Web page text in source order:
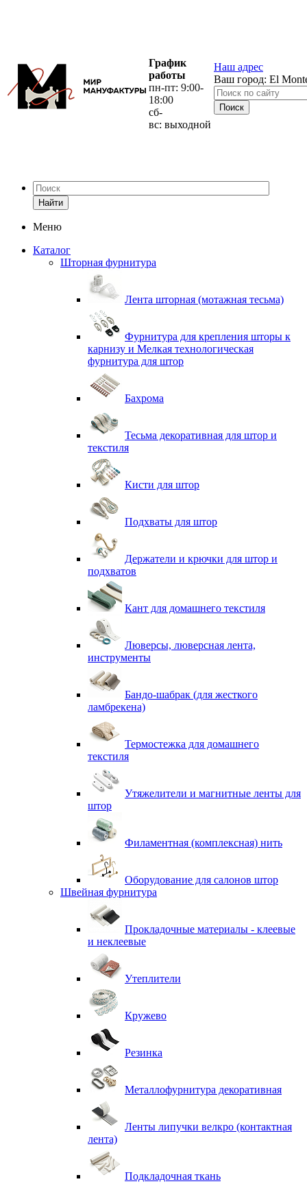
График
работы
пн-пт: 9:00-
18:00
сб-
вс: выходной
Наш адрес
Ваш город: El
Найти
Меню
Каталог
Шторная фурнитура
Лента шторная (мотажная тесьма)
Фурнитура для крепления шторы к
карнизу и Мелкая технологическая
фурнитура для штор
Бахрома
Тесьма декоративная для штор и
текстиля
Кисти для штор
Подхваты для штор
Держатели и крючки для штор и
подхватов
Кант для домашнего текстиля
Люверсы, люверсная лента,
инструменты
Бандо-шабрак (для жесткого
ламбрекена)
Термостежка для домашнего
текстиля
Утяжелители и магнитные ленты для
штор
Филаментная (комплексная) нить
Оборудование для салонов штор
Швейная фурнитура
Прокладочные материалы - клеевые
и неклеевые
Утеплители
Кружево
Резинка
Металлофурнитура декоративная
Ленты липучки велкро (контактная
лента)
Подкладочная ткань